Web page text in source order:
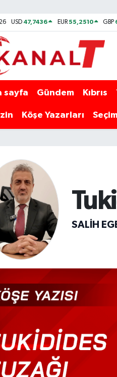
USD 47,7436 EUR55,2510 GBP
sayfa Gündem Kıbrıs
Köşe Yazarları
SALIH